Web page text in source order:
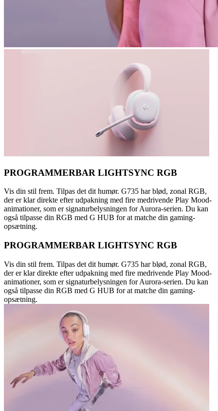
PROGRAMMERBAR LIGHTSYNC RGB
Vis din stil frem. Tilpas det dit humør. G735 har blød, zonal RGB,
der er klar direkte efter udpakning med fire medrivende Play Mood-
animationer, som er signaturbelysningen for Aurora-serien. Du kan
også tilpasse din RGB med G HUB for at matche din gaming-
opsætning.
PROGRAMMERBAR LIGHTSYNC RGB
Vis din stil frem. Tilpas det dit humør. G735 har blød, zonal RGB,
der er klar direkte efter udpakning med fire medrivende Play Mood-
animationer, som er signaturbelysningen for Aurora-serien. Du kan
også tilpasse din RGB med G HUB for at matche din gaming-
opsætning.